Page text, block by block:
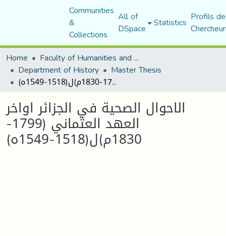
Communities
&
Collections
All of
DSpace Statistics Profils
Home
Faculty of Humanities and Social Sciences
Department of History Master Thesis
الاحوال الصحية في الجزائر اواخر العهد العثماني (1799-1830م)ل(1518-1549ه)
الاحوال الصحية في الجزائر اواخر
العهد العثماني (1799-
1830م)ل(1518-1549ه)